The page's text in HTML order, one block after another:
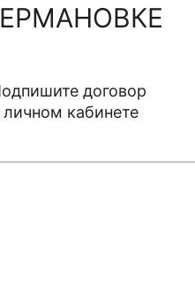
договор
личном кабинете